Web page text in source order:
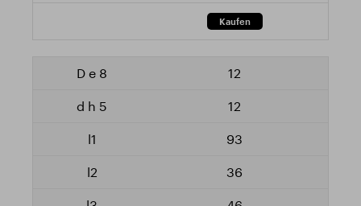
12
12
93
36